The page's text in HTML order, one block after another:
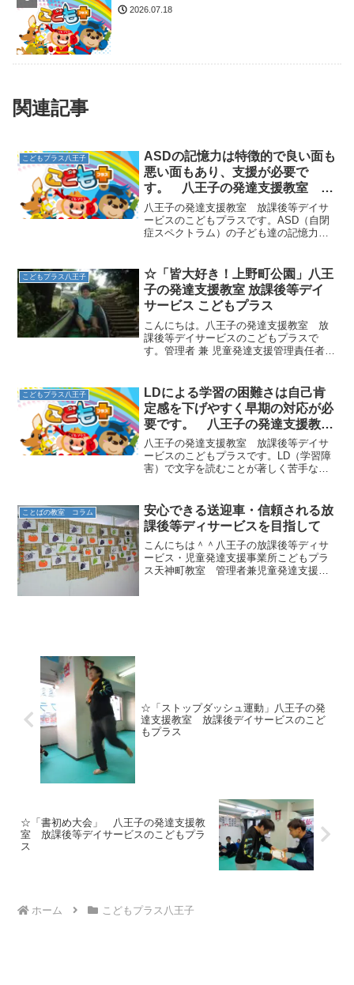
2026.07.18
関連記事
こどもプラス八王子
ASDの記憶力は特徴的で良い面も
悪い面もあり、支援が必要で
す。 八王子の発達支援教室 こ
どもプラスの放課後等デイサービ
ス
八王子の発達支援教室 放課後等デイサ
ービスのこどもプラスです。ASD（自閉
症スペクトラム）の子ども達の記憶力は
つまでも鮮明に、昨日のことのようには
っきりと覚えていて話を...
こどもプラス八王子
☆「皆大好き！上野町公園」八王
子の発達支援教室 放課後等デイ
サービス こどもプラス
こんにちは。八王子の発達支援教室 放
課後等デイサービスのこどもプラスで
す。管理者 兼 児童発達支援管理責任者の
ラーすべり台をするには、長い階段を登
らなければいけません。...
こどもプラス八王子
LDによる学習の困難さは自己肯
定感を下げやすく早期の対応が必
要です。 八王子の発達支援教
室 こどもプラスの放課後等デイ
サービス
八王子の発達支援教室 放課後等デイサ
ービスのこどもプラスです。LD（学習障
害）で文字を読むことが著しく苦手な子
で、書くことも苦手になります。この場
合、学校の授業では大き...
ことばの教室 コラム
安心できる送迎車・信頼される放
課後等ディサービスを目指して
こんにちは＾＾八王子の放課後等ディサ
ービス・児童発達支援事業所こどもプラ
ス天神町教室 管理者兼児童発達支援管
☆「ストップダッシュ運動」八王子の発
達支援教室 放課後デイサービスのこど
もプラス
☆「書初め大会」 八王子の発達支援教
室 放課後等デイサービスのこどもプラ
ス
ホーム こどもプラス八王子